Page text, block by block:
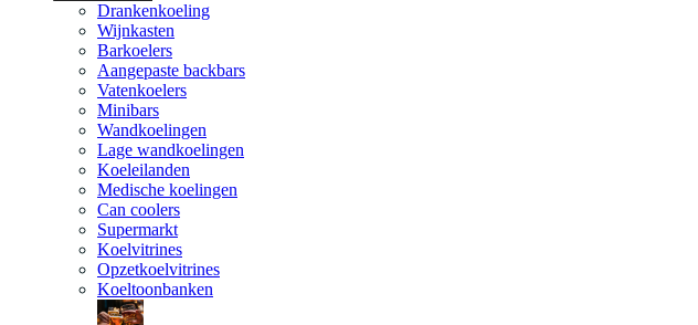
Drankenkoeling
Wijnkasten
Barkoelers
Aangepaste backbars
Vatenkoelers
Minibars
Wandkoelingen
Lage wandkoelingen
Koeleilanden
Medische koelingen
Can coolers
Supermarkt
Koelvitrines
Opzetkoelvitrines
Koeltoonbanken